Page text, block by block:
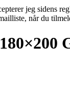
jeg sidens
når du